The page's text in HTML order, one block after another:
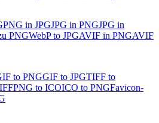
PNG in JPGJPG in PNGJPG in
PNGWebP to JPGAVIF in PNGAVIF
to PNGGIF to JPGTIFF to
PNG to ICOICO to PNGFavicon-